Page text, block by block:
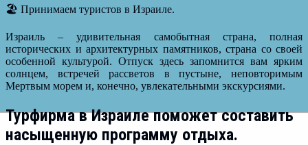
🏖️ Принимаем туристов в Израиле.
Израиль – удивительная самобытная страна, полная
исторических и архитектурных памятников, страна со своей
особенной культурой. Отпуск здесь запомнится вам ярким
солнцем, встречей рассветов в пустыне, неповторимым
Мертвым морем и, конечно, увлекательными экскурсиями.
Турфирма в Израиле поможет составить
насыщенную программу отдыха.